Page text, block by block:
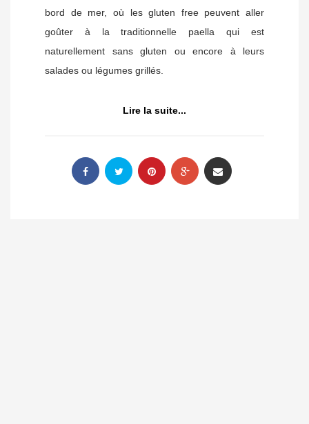
bord de mer, où les gluten free peuvent aller
goûter à la traditionnelle paella qui est
naturellement sans gluten ou encore à leurs
salades ou légumes grillés.
Lire la suite...